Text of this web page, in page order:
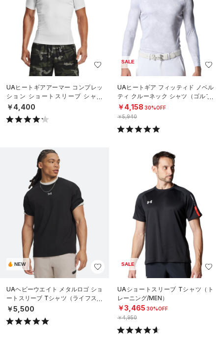
UAヒートギアアーマー コンプレッ
ション ショートスリーブ シャツ
（トレーニング/MEN）
￥4,400
SALE
UAヒートギア フィッティド ノベル
ティ クルーネック シャツ（ゴルフ/
MEN）
￥4,158 30%OFF
￥5,940
NEW
UAヘビーウエイト メタルロゴ ショ
ートスリーブ Tシャツ（ライフスタ
イル/MEN）
￥5,500
SALE
UAショートスリーブ Tシャツ（ト
レーニング/MEN）
￥3,465 30%OFF
￥4,950